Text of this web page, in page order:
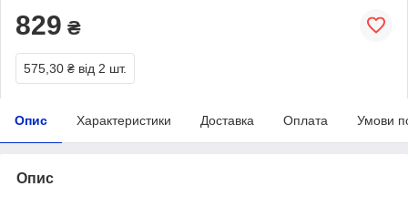
829 ₴
575,30 ₴ від 2 шт.
Опис Характеристики Доставка Оплата Умови
Опис